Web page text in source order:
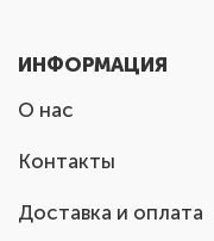
ИНФОРМАЦИЯ
О нас
Контакты
Доставка и оплата